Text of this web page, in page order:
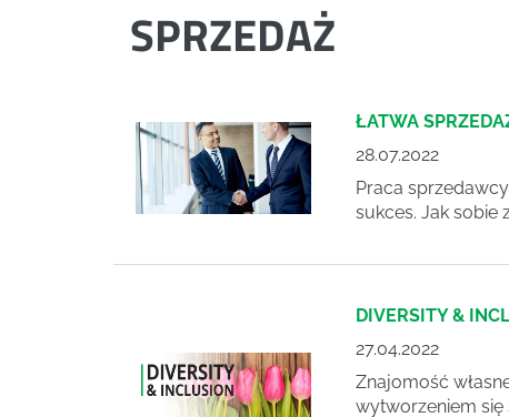
SPRZEDAŻ
ŁATWA
28.07.2022
Praca
sukces. Jak sobie
DIVERSITY &
27.04.2022
Znajomość
wytworzeniem